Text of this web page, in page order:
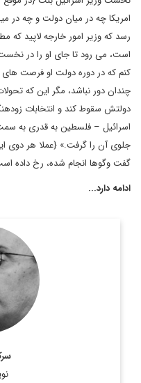
امریکا چه در میان دولت و چه در
رسد که وزیر امور خارجه لاپید که
است، می رود تا جای او را در نخست
کنم که در دوره دولت او فرصت
چندان دور نباشد، مگر این که
دولتش سقوط کند و انتخابات
اسرائیل – فلسطین به قدری به
جلوی آن را گرفت.» {عملا هر دوی
گفت وگوها انجام شده، رخ داده
ادامه دارد...
سركيس نعوم، نويسنده و
نويسان روزنامه النهار است. وی در سال 2011 جایزه جهانی جبران
خلیل جبران را